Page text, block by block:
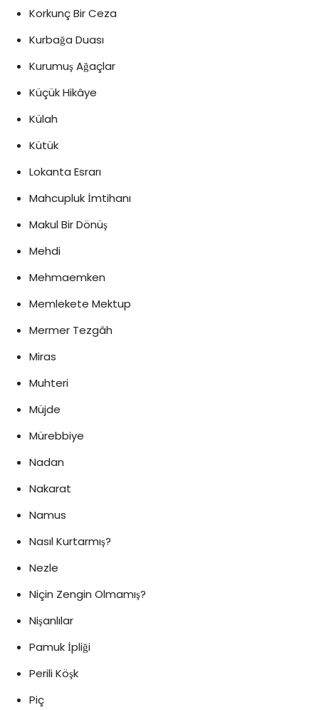
Korkunç Bir Ceza
Kurbağa Duası
Kurumuş Ağaçlar
Küçük Hikâye
Külah
Kütük
Lokanta Esrarı
Mahcupluk İmtihanı
Makul Bir Dönüş
Mehdi
Mehmaemken
Memlekete Mektup
Mermer Tezgâh
Miras
Muhteri
Müjde
Mürebbiye
Nadan
Nakarat
Namus
Nasıl Kurtarmış?
Nezle
Niçin Zengin Olmamış?
Nişanlılar
Pamuk İpliği
Perili Köşk
Piç